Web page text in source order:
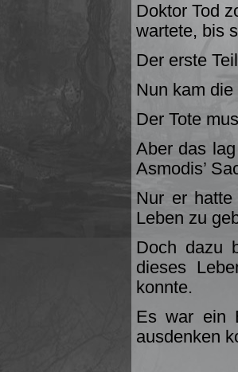
Doktor Tod
wartete, bis
Der erste
Nun kam
Der Tote
Aber das
Asmodis’
Nur er
Leben zu
Doch dazu
dieses
konnte.
Es war ein
ausdenken